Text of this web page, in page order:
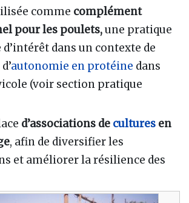
comme complément
pour les poulets,une pratique
dans un contexte de
autonomie en protéine dans
(voir section pratique
d’associations de cultures en
, afin de diversifier les
et améliorer la résilience des